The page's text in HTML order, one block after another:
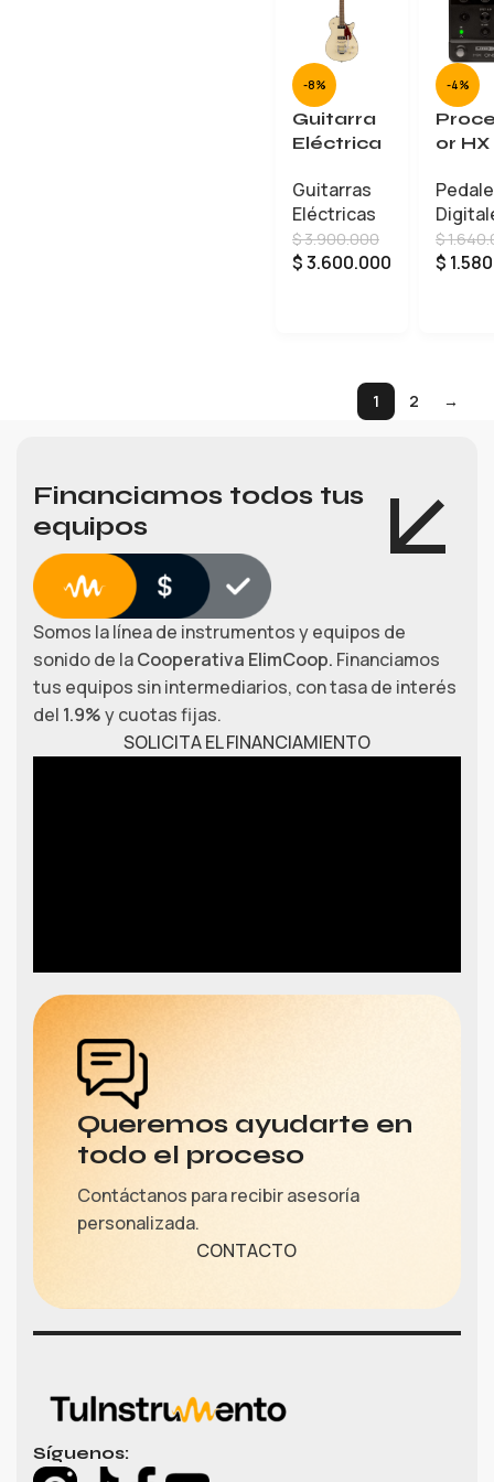
-8%
Guitarra
Eléctrica
G5210T-
P90
25071905
05
Guitarras
Eléctricas
$3.900.000
$3.600.000
-4%
or HX
US
$
$
1 2 →
Financiamos todos tus
equipos
Somos la línea de instrumentos y equipos de
sonido de laCooperativa ElimCoop. Financiamos
tus equipos sin intermediarios, con tasa de interés
del 1.9%y cuotas fijas.
SOLICITA EL FINANCIAMIENTO
Queremos ayudarte en
todo el proceso
Contáctanos para recibir asesoría
personalizada.
CONTACTO
Síguenos: